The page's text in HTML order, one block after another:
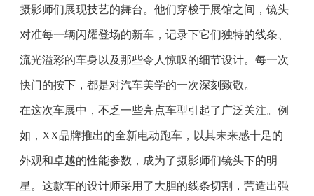
摄影师们展现技艺的舞台。他们穿梭于展馆之间，镜头
对准每一辆闪耀登场的新车，记录下它们独特的线条、
流光溢彩的车身以及那些令人惊叹的细节设计。每一次
快门的按下，都是对汽车美学的一次深刻致敬。
在这次车展中，不乏一些亮点车型引起了广泛关注。例
如，XX品牌推出的全新电动跑车，以其未来感十足的
外观和卓越的性能参数，成为了摄影师们镜头下的明
星。这款车的设计师采用了大胆的线条切割，营造出强